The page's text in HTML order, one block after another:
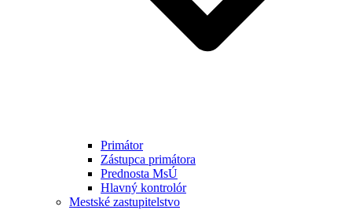
Primátor
Zástupca primátora
Prednosta MsÚ
Hlavný kontrolór
Mestské zastupitelstvo